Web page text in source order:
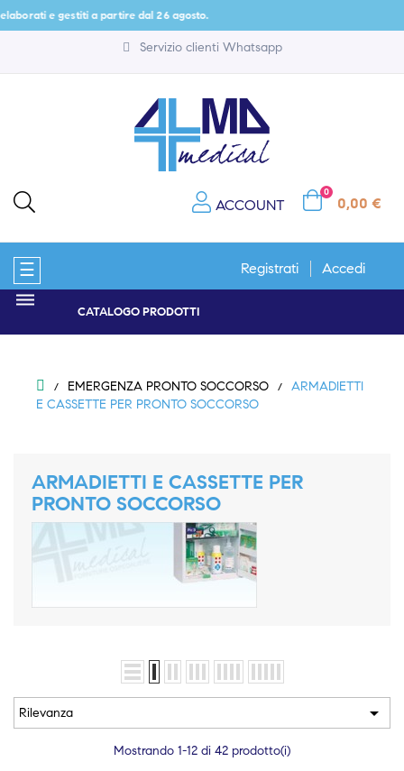
a partire dal 26 agosto.
Servizio clienti Whatsapp
ACCOUNT
0
0,00 €
navigazione
Toggle
☰ Registrati Accedi
CATALOGO PRODOTTI
EMERGENZA PRONTO SOCCORSO
ARMADIETTI
E CASSETTE PER PRONTO SOCCORSO
ARMADIETTI E CASSETTE PER
PRONTO SOCCORSO
Rilevanza 
Mostrando 1-12 di 42 prodotto(i)